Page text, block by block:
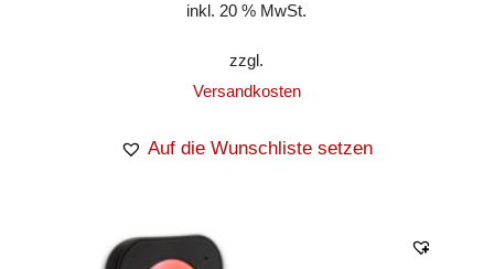
inkl. 20 % MwSt.
zzgl.
Versandkosten
Auf die Wunschliste setzen